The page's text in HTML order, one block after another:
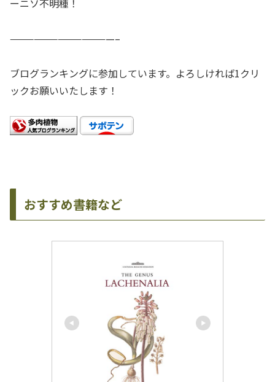
ーニソ不明種！
—————————————–
ブログランキングに参加しています。よろしければ1クリ
ックお願いいたします！
おすすめ書籍など